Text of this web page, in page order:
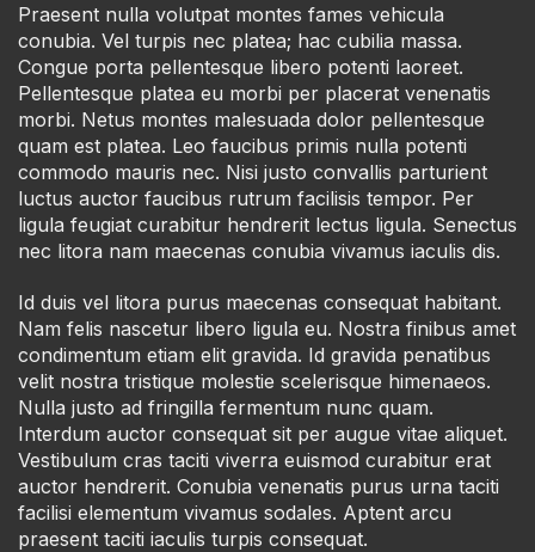
Praesent nulla volutpat montes fames vehicula
conubia. Vel turpis nec platea; hac cubilia massa.
Congue porta pellentesque libero potenti laoreet.
Pellentesque platea eu morbi per placerat venenatis
morbi. Netus montes malesuada dolor pellentesque
quam est platea. Leo faucibus primis nulla potenti
commodo mauris nec. Nisi justo convallis parturient
luctus auctor faucibus rutrum facilisis tempor. Per
ligula feugiat curabitur hendrerit lectus ligula. Senectus
nec litora nam maecenas conubia vivamus iaculis dis.
Id duis vel litora purus maecenas consequat habitant.
Nam felis nascetur libero ligula eu. Nostra finibus amet
condimentum etiam elit gravida. Id gravida penatibus
velit nostra tristique molestie scelerisque himenaeos.
Nulla justo ad fringilla fermentum nunc quam.
Interdum auctor consequat sit per augue vitae aliquet.
Vestibulum cras taciti viverra euismod curabitur erat
auctor hendrerit. Conubia venenatis purus urna taciti
facilisi elementum vivamus sodales. Aptent arcu
praesent taciti iaculis turpis consequat.